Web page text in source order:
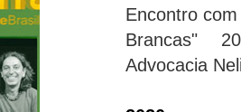
Encontro
Brancas"
Advocacia